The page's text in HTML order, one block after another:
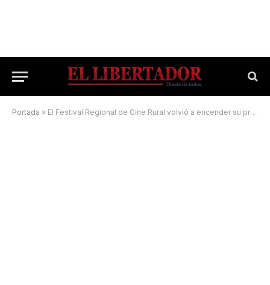
Portada » El Festival Regional de Cine Rural volvió a encender su proyector